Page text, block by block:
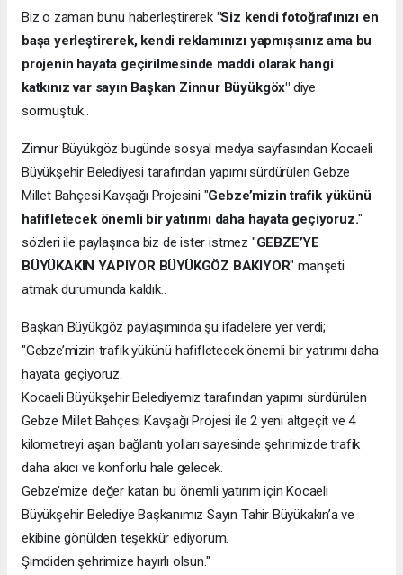
Biz o zaman bunu haberleştirerek "Siz kendi fotoğrafınızı en
başa yerleştirerek, kendi reklamınızı yapmışsınız ama bu
projenin hayata geçirilmesinde maddi olarak hangi
katkınız var sayın Başkan Zinnur Büyükgöx" diye
sormuştuk..
Zinnur Büyükgöz bugünde sosyal medya sayfasından Kocaeli
Büyükşehir Belediyesi tarafından yapımı sürdürülen Gebze
Millet Bahçesi Kavşağı Projesini "Gebze’mizin trafik yükünü
hafifletecek önemli bir yatırımı daha hayata geçiyoruz."
sözleri ile paylaşınca biz de ister istmez "GEBZE’YE
BÜYÜKAKIN YAPIYOR BÜYÜKGÖZ BAKIYOR" manşeti
atmak durumunda kaldık..
Başkan Büyükgöz paylaşımında şu ifadelere yer verdi;
"Gebze’mizin trafik yükünü hafifletecek önemli bir yatırımı daha
hayata geçiyoruz.
Kocaeli Büyükşehir Belediyemiz tarafından yapımı sürdürülen
Gebze Millet Bahçesi Kavşağı Projesi ile 2 yeni altgeçit ve 4
kilometreyi aşan bağlantı yolları sayesinde şehrimizde trafik
daha akıcı ve konforlu hale gelecek.
Gebze’mize değer katan bu önemli yatırım için Kocaeli
Büyükşehir Belediye Başkanımız Sayın Tahir Büyükakın’a ve
ekibine gönülden teşekkür ediyorum.
Şimdiden şehrimize hayırlı olsun."